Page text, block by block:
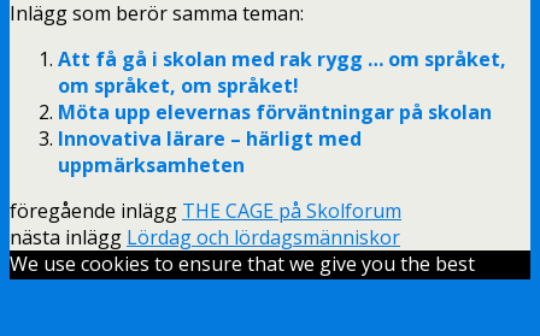
Inlägg som berör samma teman:
Att få gå i skolan med rak rygg … om språket,
om språket, om språket!
Möta upp elevernas förväntningar på skolan
Innovativa lärare – härligt med
uppmärksamheten
föregående inlägg THE CAGE på Skolforum
nästa inlägg Lördag och lördagsmänniskor
We use cookies to ensure that we give you the best